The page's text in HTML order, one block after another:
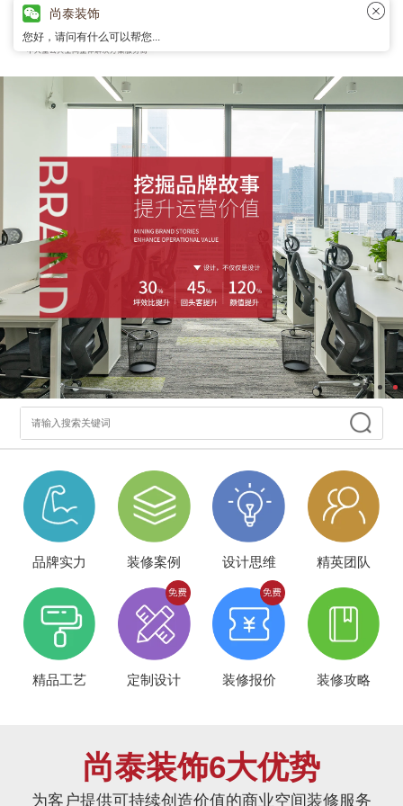
品牌实力 装修案例 设计思维 精英团队
精品工艺 定制设计 装修报价 装修攻略
尚泰装饰6大优势
为客户提供可持续创造价值的商业空间装修服务
尚泰装饰